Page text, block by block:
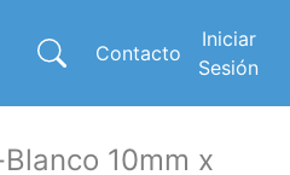
Contacto
Iniciar
Sesión
10mm x